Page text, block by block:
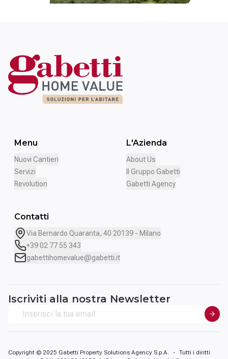
Menu
Nuovi Cantieri
Servizi
Revolution
L'Azienda
About Us
Il Gruppo Gabetti
Gabetti Agency
Contatti
Via Bernardo Quaranta, 40 20139 - Milano
+39 02 77 55 343
gabettihomevalue@gabetti.it
Iscriviti alla nostra Newsletter
Copyright © 2025 Gabetti Property Solutions Agency S.p.A. - Tutti i diritti